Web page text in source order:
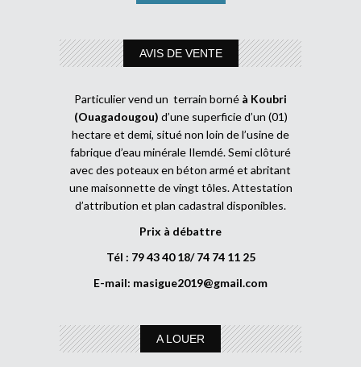
AVIS DE VENTE
Particulier vend un terrain borné à Koubri
(Ouagadougou) d’une superficie d’un (01)
hectare et demi, situé non loin de l’usine de
fabrique d’eau minérale Ilemdé. Semi clôturé
avec des poteaux en béton armé et abritant
une maisonnette de vingt tôles. Attestation
d’attribution et plan cadastral disponibles.
Prix à débattre
Tél : 79 43 40 18/ 74 74 11 25
E-mail: masigue2019@gmail.com
A LOUER